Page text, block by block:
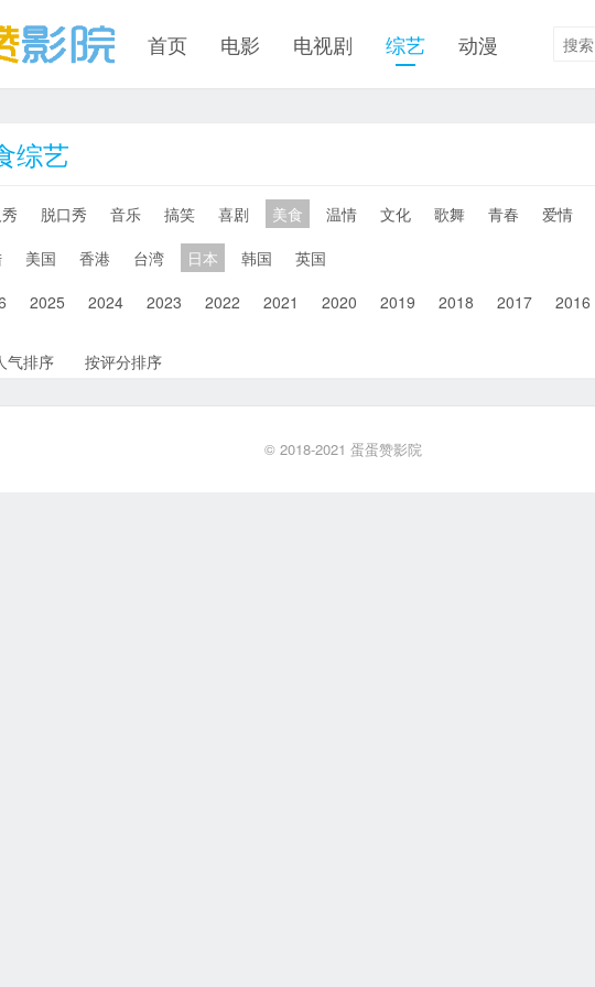
首页 电影 电视剧 综艺 动漫
综艺
脱口秀 音乐 搞笑 喜剧 美食 温情 文化 歌舞 青春 爱情
美国 香港 台湾 日本 韩国
英国
2025 2024 2023 2022 2021 2020 2019 2018 2017 2016
气排序 按评分排序
© 2018-2021 蛋蛋赞影院